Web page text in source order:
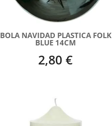
BOLA NAVIDAD PLASTICA FOLK
BLUE 14CM
2,80 €